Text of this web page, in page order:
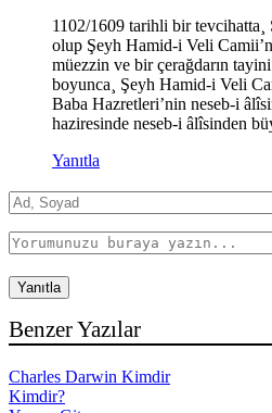
1102/1609 tarihli bir
olup Şeyh Hamid-i Veli
müezzin ve bir çerağdarın
boyunca¸ Şeyh Hamid-i Veli
Baba Hazretleri’nin neseb-i
haziresinde neseb-i âlîsinden
Yanıtla
Benzer Yazılar
Charles Darwin Kimdir
Kimdir?